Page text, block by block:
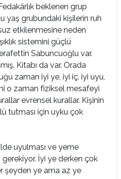
beklenen grup
yaş grubundaki kişilerin ruh
etkilenmesine neden
sistemini güçlü
Sabuncuoğlu var.
Kitabı da var. Orada
zaman iyi ye, iyi iç, iyi uyu,
o zaman fiziksel mesafeyi
evrensel kurallar. Kişinin
tutması için uyku çok
uyulması ve yeme
İyi ye derken çok
şeyden ye ama az ye